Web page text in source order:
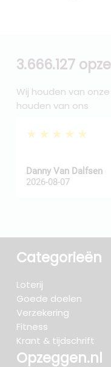
3.666.127
Wij houden van
houden van ons
★★★★★
Danny Van Dalfsen
2026-08-07
Categorieën
Loterij
Goede doelen
Verzekering
Fitness
Krant & tijdschrift
Opzeggen.nl